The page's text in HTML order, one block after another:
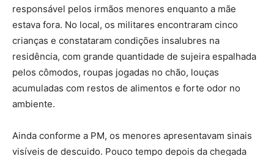
responsável pelos irmãos menores enquanto a mãe
estava fora. No local, os militares encontraram cinco
crianças e constataram condições insalubres na
residência, com grande quantidade de sujeira espalhada
pelos cômodos, roupas jogadas no chão, louças
acumuladas com restos de alimentos e forte odor no
ambiente.
Ainda conforme a PM, os menores apresentavam sinais
visíveis de descuido. Pouco tempo depois da chegada